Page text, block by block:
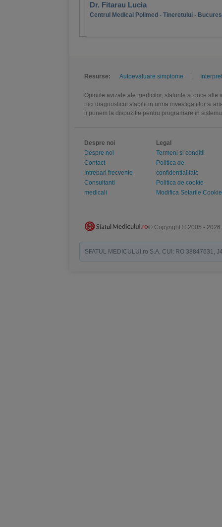
Dr. Fitarau Lucia
Centrul Medical Polimed - Tineretului -
Resurse: Autoevaluare simptome
Opiniile avizate ale medicilor, sfaturile si orice
nici diagnosticul stabilit in urma investigatiilor si
ii punem la dispozitie pentru programare in
Despre noi
Despre noi
Contact
Intrebari frecvente
Consultanti
medicali
Legal
Termeni si conditii
Politica de
confidentialitate
Politica de cookie
Modifica Setarile Cookie
© Copyright © 2005 - 2026
SFATUL MEDICULUI.ro S.A, CUI: RO 38847631,